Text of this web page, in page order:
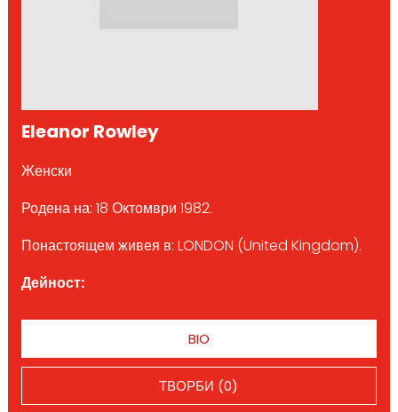
Eleanor Rowley
Женски
Родена на: 18 Октомври 1982.
Понастоящем живея в: LONDON (United Kingdom).
Дейност:
BIO
ТВОРБИ (0)